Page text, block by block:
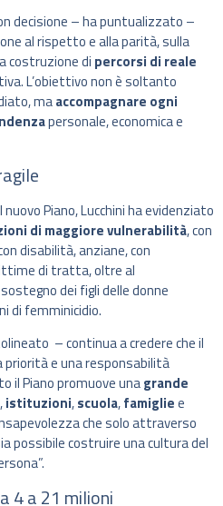
decisione – ha puntualizzato –
al rispetto e alla parità, sulla
costruzione di percorsi di reale
L’obiettivo non è soltanto
maaccompagnare ogni
personale, economica e
Piano, Lucchini ha evidenziato
di maggiore vulnerabilità, con
disabilità, anziane, con
di tratta, oltre al
dei figli delle donne
di femminicidio.
– continua a credere che il
e una responsabilità
il Piano promuove unagrande
,istituzioni,scuola,famigliee
che solo attraverso
possibile costruire una cultura del
4 a 21 milioni